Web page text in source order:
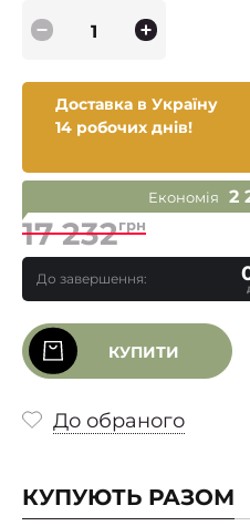
Доставка в Україну
14 робочих днів!
Економія 2
17 232грн
До завершення:
КУПИТИ
До обраного
КУПУЮТЬ РАЗОМ